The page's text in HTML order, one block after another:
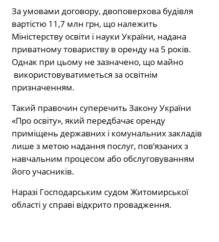
За умовами договору, двоповерхова будівля
вартістю 11,7 млн грн, що належить
Міністерству освіти і науки України, надана
приватному товариству в оренду на 5 років.
Однак при цьому не зазначено, що майно
використовуватиметься за освітнім
призначенням.
Такий правочин суперечить Закону України
«Про освіту», який передбачає оренду
приміщень державних і комунальних закладів
лише з метою надання послуг, пов’язаних з
навчальним процесом або обслуговуванням
його учасників.
Наразі Господарським судом Житомирської
області у справі відкрито провадження.